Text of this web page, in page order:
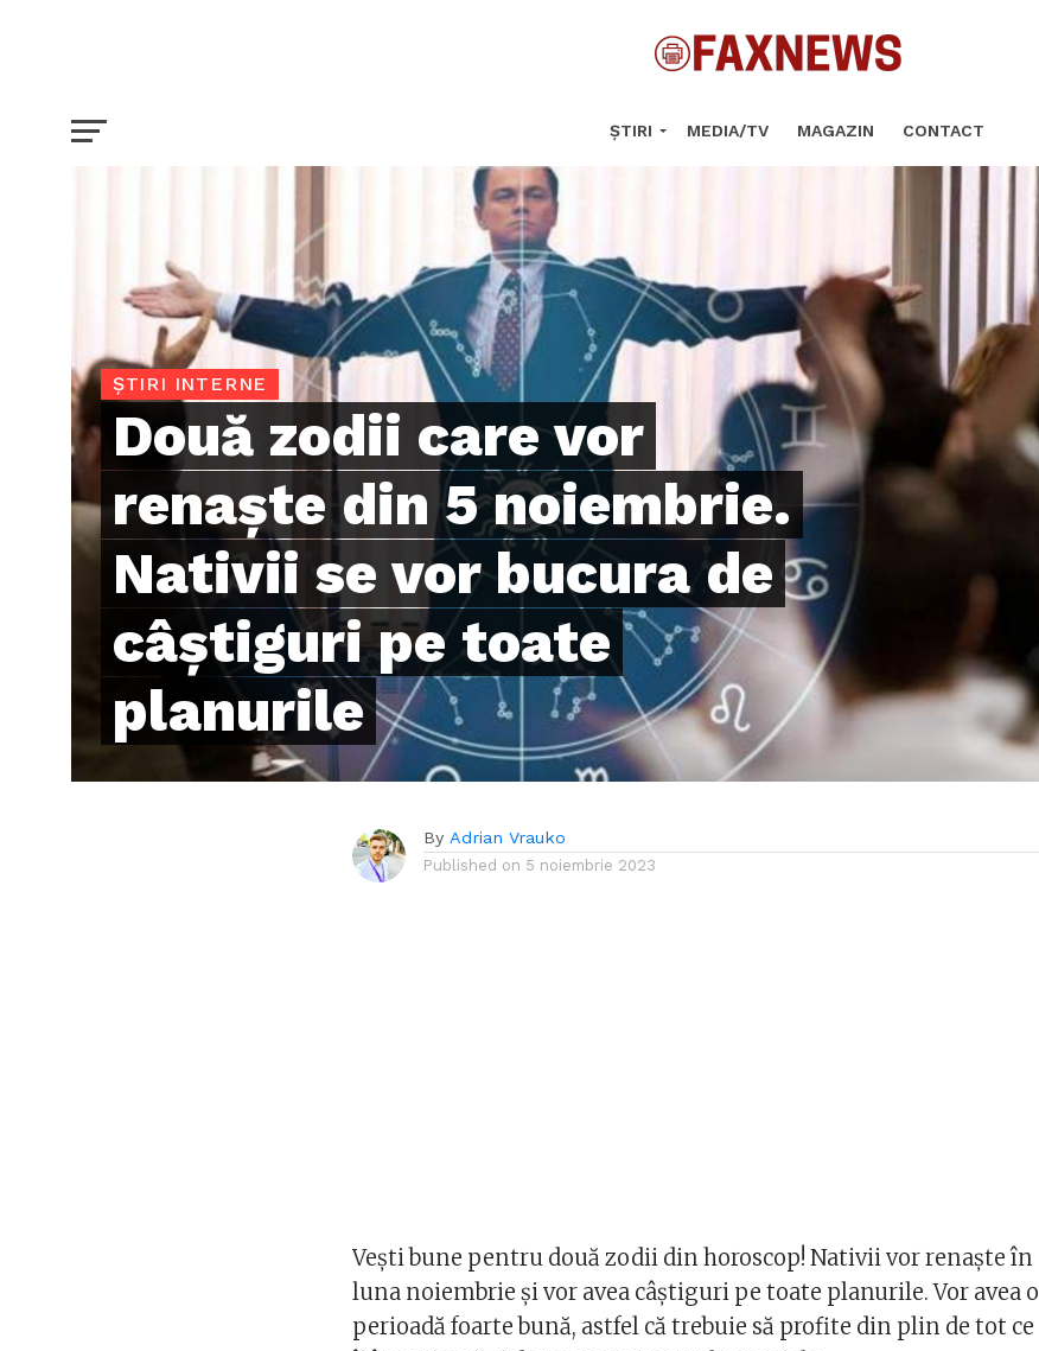
ȘTIRI MEDIA/TV MAGAZIN CONTACT
ȘTIRI INTERNE
Două zodii care vor
renaște din 5 noiembrie.
Nativii se vor bucura de
câștiguri pe toate
planurile
By Adrian Vrauko
Published on 5 noiembrie 2023
Vești bune pentru două zodii din horoscop! Nativii vor renaște în
luna noiembrie și vor avea câștiguri pe toate planurile. Vor avea o
perioadă foarte bună, astfel că trebuie să profite din plin de tot ce